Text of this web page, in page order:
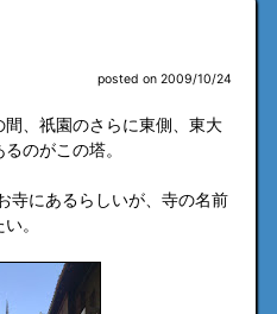
posted on 2009/10/24
、祇園のさらに東側、東大
のがこの塔。
寺にあるらしいが、寺の名前
。